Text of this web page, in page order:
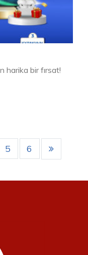
harika bir fırsat!
5 6